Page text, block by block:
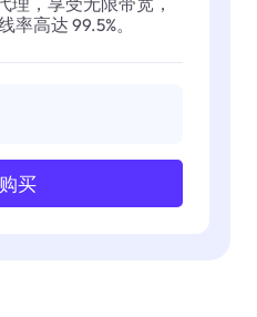
率高达 99.5%。
购买